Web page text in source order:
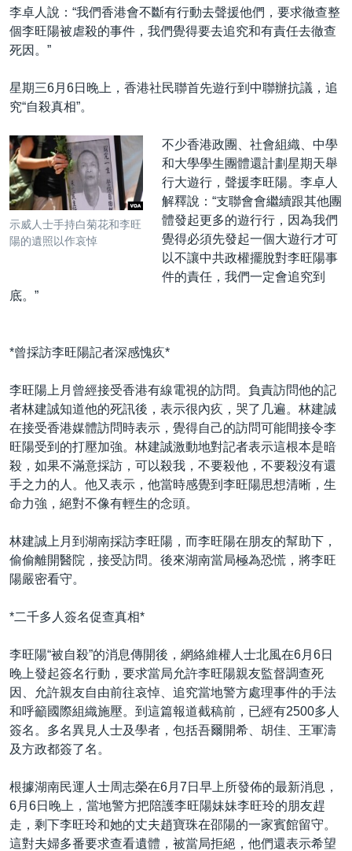
李卓人說：“我們香港會不斷有行動去聲援他們，要求徹查整
個李旺陽被虐殺的事件，我們覺得要去追究和有責任去徹查
死因。”
星期三6月6日晚上，香港社民聯首先遊行到中聯辦抗議，追
究“自殺真相”。
示威人士手持白菊花和李旺
陽的遺照以作哀悼
不少香港政團、社會組織、中學
和大學學生團體還計劃星期天舉
行大遊行，聲援李旺陽。李卓人
解釋說：“支聯會會繼續跟其他團
體發起更多的遊行行，因為我們
覺得必須先發起一個大遊行才可
以不讓中共政權擺脫對李旺陽事
件的責任，我們一定會追究到
底。”
*曾採訪李旺陽記者深感愧疚*
李旺陽上月曾經接受香港有線電視的訪問。負責訪問他的記
者林建誠知道他的死訊後，表示很內疚，哭了几遍。林建誠
在接受香港媒體訪問時表示，覺得自己的訪問可能間接令李
旺陽受到的打壓加強。林建誠激動地對記者表示這根本是暗
殺，如果不滿意採訪，可以殺我，不要殺他，不要殺沒有還
手之力的人。他又表示，他當時感覺到李旺陽思想清晰，生
命力強，絕對不像有輕生的念頭。
林建誠上月到湖南採訪李旺陽，而李旺陽在朋友的幫助下，
偷偷離開醫院，接受訪問。後來湖南當局極為恐慌，將李旺
陽嚴密看守。
*二千多人簽名促查真相*
李旺陽“被自殺”的消息傳開後，網絡維權人士北風在6月6日
晚上發起簽名行動，要求當局允許李旺陽親友監督調查死
因、允許親友自由前往哀悼、追究當地警方處理事件的手法
和呼籲國際組織施壓。到這篇報道截稿前，已經有2500多人
簽名。多名異見人士及學者，包括吾爾開希、胡佳、王軍濤
及方政都簽了名。
根據湖南民運人士周志榮在6月7日早上所發佈的最新消息，
6月6日晚上，當地警方把陪護李旺陽妹妹李旺玲的朋友趕
走，剩下李旺玲和她的丈夫趙寶珠在邵陽的一家賓館留守。
這對夫婦多番要求查看遺體，被當局拒絕，他們還表示希望